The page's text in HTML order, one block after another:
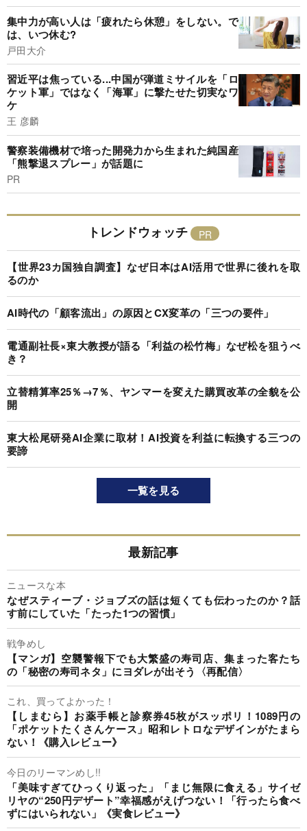
集中力が高い人は「疲れたら休憩」をしない。で
は、いつ休む?
戸田大介
習近平は焦っている...中国が弾道ミサイルを「ロ
ケット軍」ではなく「海軍」に撃たせた切実なワ
ケ
王 彦麟
警察装備機材で培った開発力から生まれた純国産
「熊撃退スプレー」が話題に
PR
トレンドウォッチ
【世界23カ国独自調査】なぜ日本はAI活用で世界に後れを取
るのか
AI時代の「顧客流出」の原因とCX変革の「三つの要件」
電通副社長×東大教授が語る「利益の松竹梅」なぜ松を狙うべ
き？
立替精算率25％→7％、ヤンマーを変えた購買改革の全貌を公
開
東大松尾研発AI企業に取材！AI投資を利益に転換する三つの
要諦
一覧を見る
最新記事
ニュースな本
なぜスティーブ・ジョブズの話は短くても伝わったのか？話
す前にしていた「たった1つの習慣」
戦争めし
【マンガ】空襲警報下でも大繁盛の寿司店、集まった客たち
の「秘密の寿司ネタ」にヨダレが出そう〈再配信〉
これ、買ってよかった！
【しまむら】お薬手帳と診察券45枚がスッポリ！1089円の
「ポケットたくさんケース」昭和レトロなデザインがたまら
ない！《購入レビュー》
今日のリーマンめし!!
「美味すぎてひっくり返った」「まじ無限に食える」サイゼ
リヤの“250円デザート”幸福感がえげつない！「行ったら食べ
ずにはいられない」《実食レビュー》